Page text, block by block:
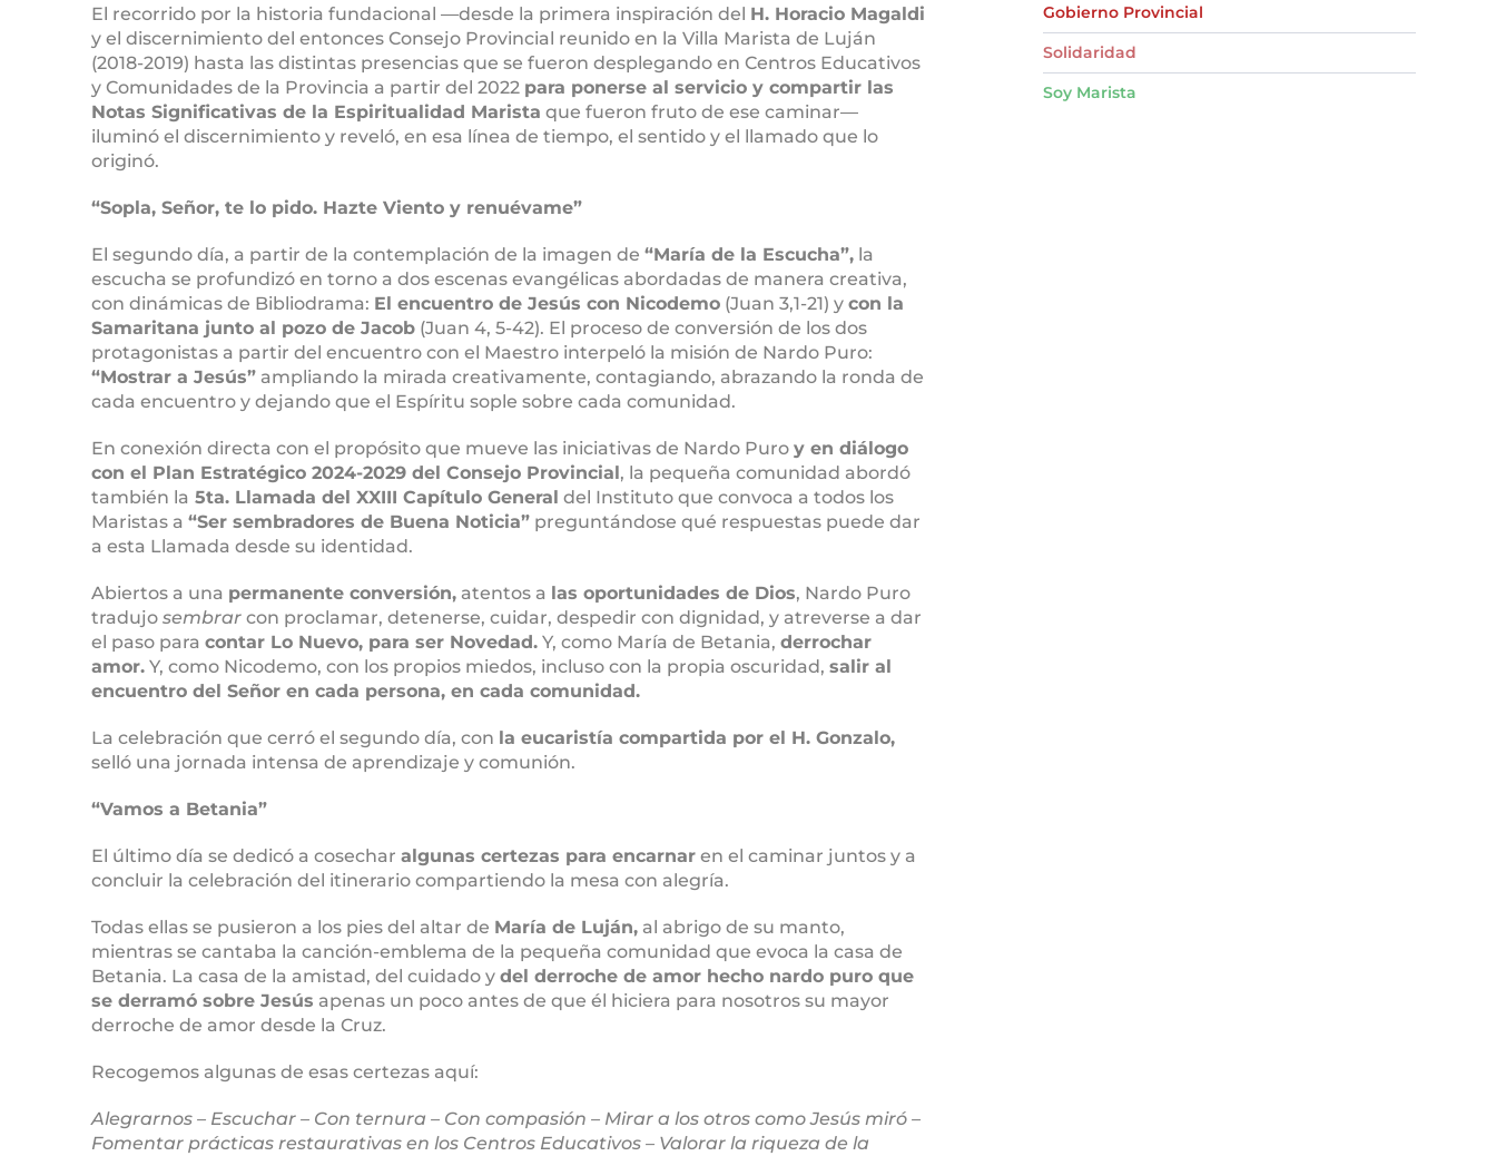
El recorrido por la historia fundacional ―desde la primera inspiración del H. Horacio Magaldi
y el discernimiento del entonces Consejo Provincial reunido en la Villa Marista de Luján
(2018-2019) hasta las distintas presencias que se fueron desplegando en Centros Educativos
y Comunidades de la Provincia a partir del 2022 para ponerse al servicio y compartir las
Notas Significativas de la Espiritualidad Marista que fueron fruto de ese caminar―
iluminó el discernimiento y reveló, en esa línea de tiempo, el sentido y el llamado que lo
originó.
“Sopla, Señor, te lo pido. Hazte Viento y renuévame”
El segundo día, a partir de la contemplación de la imagen de “María de la Escucha”, la
escucha se profundizó en torno a dos escenas evangélicas abordadas de manera creativa,
con dinámicas de Bibliodrama: El encuentro de Jesús con Nicodemo (Juan 3,1-21) y con la
Samaritana junto al pozo de Jacob (Juan 4, 5-42). El proceso de conversión de los dos
protagonistas a partir del encuentro con el Maestro interpeló la misión de Nardo Puro:
“Mostrar a Jesús” ampliando la mirada creativamente, contagiando, abrazando la ronda de
cada encuentro y dejando que el Espíritu sople sobre cada comunidad.
En conexión directa con el propósito que mueve las iniciativas de Nardo Puro y en diálogo
con el Plan Estratégico 2024-2029 del Consejo Provincial , la pequeña comunidad abordó
también la 5ta. Llamada del XXIII Capítulo General del Instituto que convoca a todos los
Maristas a “Ser sembradores de Buena Noticia” preguntándose qué respuestas puede dar
a esta Llamada desde su identidad.
Abiertos a una permanente conversión, atentos a las oportunidades de Dios, Nardo Puro
tradujo sembrar con proclamar, detenerse, cuidar, despedir con dignidad, y atreverse a dar
el paso para contar Lo Nuevo, para ser Novedad. Y, como María de Betania, derrochar
amor. Y, como Nicodemo, con los propios miedos, incluso con la propia oscuridad, salir al
encuentro del Señor en cada persona, en cada comunidad.
La celebración que cerró el segundo día, con la eucaristía compartida por el H. Gonzalo,
selló una jornada intensa de aprendizaje y comunión.
“Vamos a Betania”
El último día se dedicó a cosechar algunas certezas para encarnar en el caminar juntos y a
concluir la celebración del itinerario compartiendo la mesa con alegría.
Todas ellas se pusieron a los pies del altar de María de Luján, al abrigo de su manto,
mientras se cantaba la canción-emblema de la pequeña comunidad que evoca la casa de
Betania. La casa de la amistad, del cuidado y del derroche de amor hecho nardo puro que
se derramó sobre Jesús apenas un poco antes de que él hiciera para nosotros su mayor
derroche de amor desde la Cruz.
Recogemos algunas de esas certezas aquí:
Alegrarnos – Escuchar – Con ternura – Con compasión – Mirar a los otros como Jesús miró –
Fomentar prácticas restaurativas en los Centros Educativos – Valorar la riqueza de la
Gobierno Provincial
Solidaridad
Soy Marista